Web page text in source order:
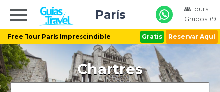
Free Tour París Imprescindible Gratis Reservar Aquí
París
Tours
Grupos +9
Chartres